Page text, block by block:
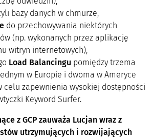
bazy danych w chmurze,
do przechowywania niektórych
(np. wykonanych przez aplikację
witryn internetowych),
Load Balancingu pomiędzy trzema
w Europie i dwoma w Ameryce
celu zapewnienia wysokiej dostępności
Keyword Surfer.
z GCP zauważa Lucjan wraz z
utrzymujących i rozwijających